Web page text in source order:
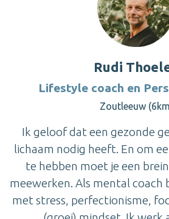
Rudi
Lifestyle coach en
Zoutleeuw
Ik geloof dat een gezonde
lichaam nodig heeft. En om
te hebben moet je een
meewerken. Als mental coach
met stress, perfectionisme,